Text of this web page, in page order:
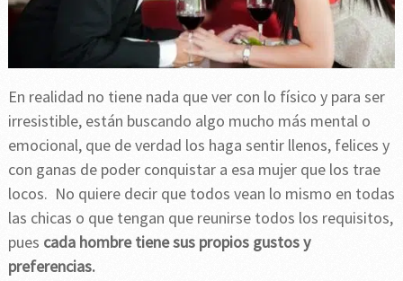
En realidad no tiene nada que ver con lo físico y para ser
irresistible, están buscando algo mucho más mental o
emocional, que de verdad los haga sentir llenos, felices y
con ganas de poder conquistar a esa mujer que los trae
locos. No quiere decir que todos vean lo mismo en todas
las chicas o que tengan que reunirse todos los requisitos,
pues cada hombre tiene sus propios gustos y
preferencias.